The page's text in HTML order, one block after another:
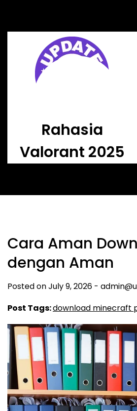
content
Rahasia
Valorant 2025
Cara Aman
dengan Aman
Posted onJuly 9, 2026 -
Post Tags:download minecraft